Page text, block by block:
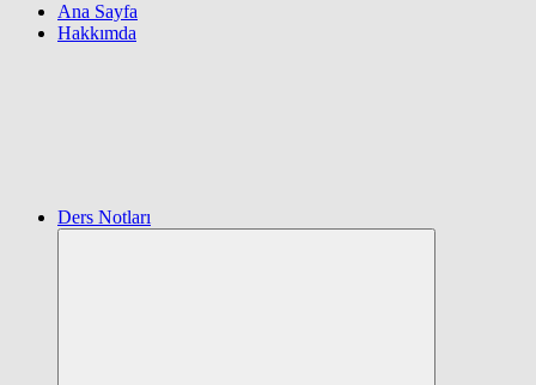
Ana Sayfa
Hakkımda
Ders Notları